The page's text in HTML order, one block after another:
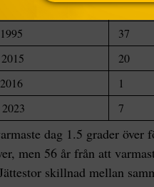
19
37
20
1
7
dag 1.5 grader
men 56 år från att
skillnad mellan